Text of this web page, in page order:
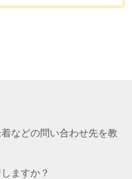
などの問い合わせ先を教
ますか？